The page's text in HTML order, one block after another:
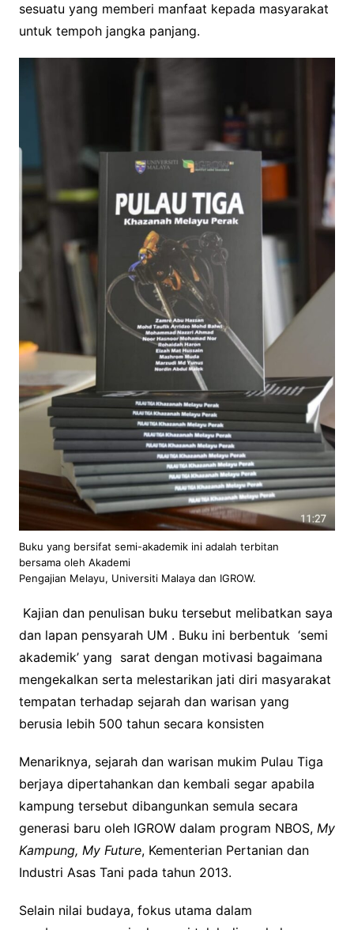
sesuatu yang memberi manfaat kepada masyarakat
untuk tempoh jangka panjang.
Buku yang bersifat semi-akademik ini adalah terbitan
bersama oleh Akademi
Pengajian Melayu, Universiti Malaya dan IGROW.
Kajian dan penulisan buku tersebut melibatkan saya
dan lapan pensyarah UM . Buku ini berbentuk ‘semi
akademik’ yang sarat dengan motivasi bagaimana
mengekalkan serta melestarikan jati diri masyarakat
tempatan terhadap sejarah dan warisan yang
berusia lebih 500 tahun secara konsisten
Menariknya, sejarah dan warisan mukim Pulau Tiga
berjaya dipertahankan dan kembali segar apabila
kampung tersebut dibangunkan semula secara
generasi baru oleh IGROW dalam program NBOS, My
Kampung, My Future, Kementerian Pertanian dan
Industri Asas Tani pada tahun 2013.
Selain nilai budaya, fokus utama dalam